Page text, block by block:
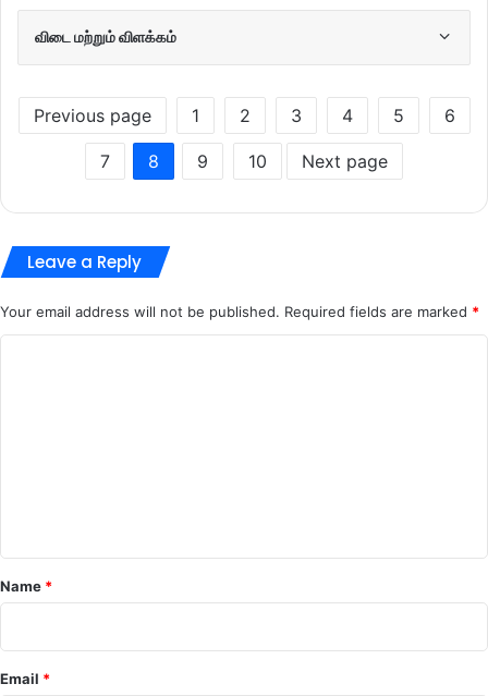
விடை மற்றும் விளக்கம்
Previous page 1 2 3 4 5 6
7 8 9 10 Next page
Leave a Reply
Your email address will not be published. Required fields are marked *
*
Name *
Email *